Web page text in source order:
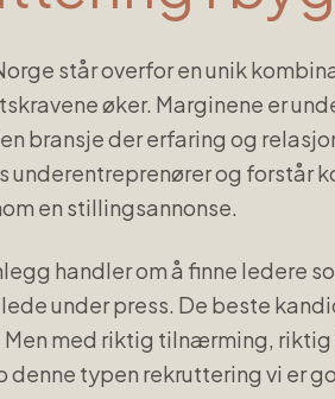
står overfor en unik
øker. Marginene er
bransje der erfaring og
underentreprenører og forstår
en stillingsannonse.
handler om å finne ledere
under press. De beste
med riktig tilnærming,
denne typen rekruttering vi er